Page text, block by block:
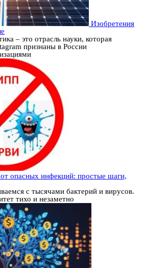
Изобретения
– это отрасль науки, которая
признаны в России
опасных инфекций: простые шаги,
с тысячами бактерий и вирусов.
тихо и незаметно